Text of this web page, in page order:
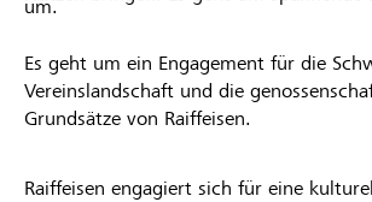
um.
Es geht um ein Engagement für die
Vereinslandschaft und die
Grundsätze von Raiffeisen.
Raiffeisen engagiert sich für eine